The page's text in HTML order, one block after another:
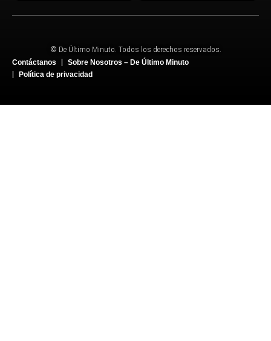
© De Último Minuto. Todos los derechos reservados.
Contáctanos
Sobre Nosotros – De Último Minuto
Política de privacidad